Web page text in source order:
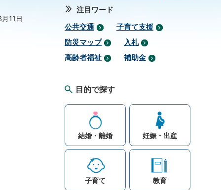
11日
注目ワード
公共交通
子育て支援
防災マップ
入札
高齢者福祉
補助金
目的で探す
結婚・離婚 妊娠・出産
子育て 教育